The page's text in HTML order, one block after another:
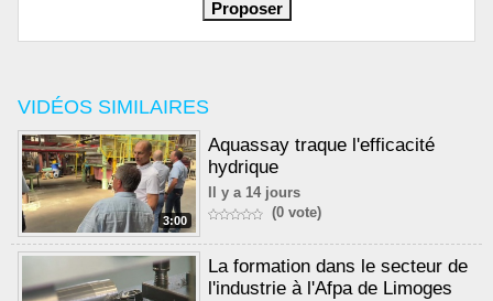
VIDÉOS SIMILAIRES
3:00
Aquassay traque l'efficacité
hydrique
Il y a 14 jours
(0 vote)
La formation dans le secteur de
l'industrie à l'Afpa de Limoges